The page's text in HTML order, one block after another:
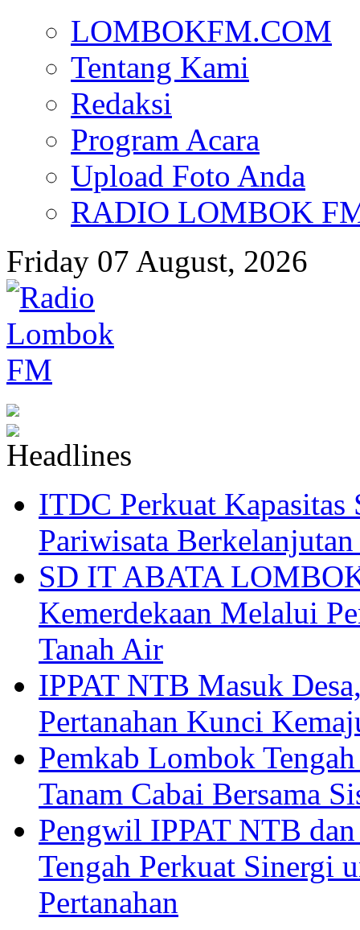
LOMBOKFM.COM
Tentang Kami
Redaksi
Program Acara
Upload Foto Anda
RADIO LOMBOK
Friday 07 August, 2026
ITDC Perkuat
Pariwisata
SD IT ABATA
Kemerdekaan Melalui
Tanah Air
IPPAT NTB Masuk
Pertanahan Kunci
Pemkab Lombok
Tanam Cabai Bersama
Pengwil IPPAT NTB
Tengah Perkuat Sinergi
Pertanahan